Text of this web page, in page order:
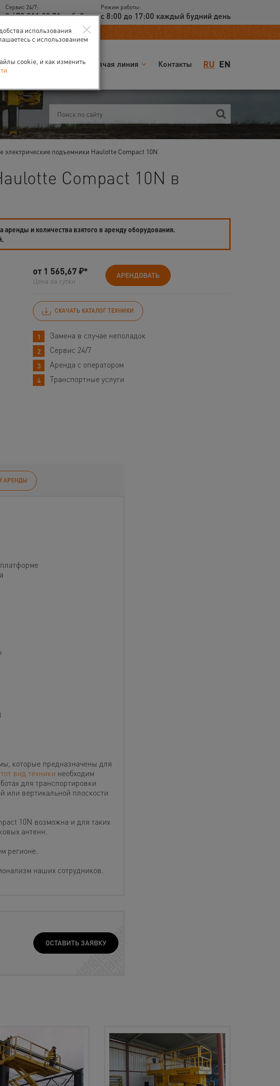
Сервис 24/7:
8 473 211 00 71 доб. 2
Режим работы:
с 8:00 до 17:00 каждый будний день
RU EN
События Горячая линия Контакты
электрические подъемники Haulotte Compact 10N
Compact 10N в
аренды и количества взятого в аренду оборудования.
от 1 565,67 ₽*
Цена за сутки
АРЕНДОВАТЬ
СКАЧАТЬ КАТАЛОГ ТЕХНИКИ
Замена в случае неполадок
Сервис 24/7
Аренда с оператором
Транспортные услуги
АРЕНДЫ
которые предназначены для
вид техники необходим
для транспортировки
или вертикальной плоскости
10N возможна и для таких
антенн.
регионе.
наших сотрудников.
ОСТАВИТЬ ЗАЯВКУ
×
использования
с использованием
cookie, и как изменить